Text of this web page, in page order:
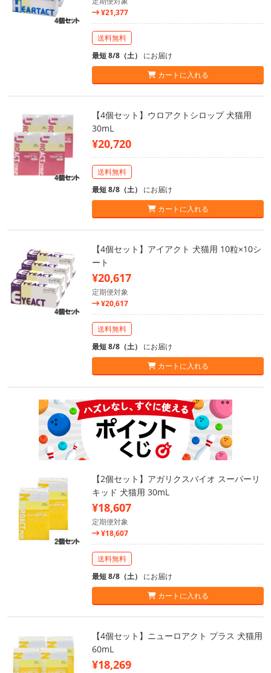
¥21,377
送料無料
最短 8/8（土） にお届け
カートに入れる
【4個セット】ウロアクトシロップ 犬猫用
30mL
¥20,720
送料無料
最短 8/8（土） にお届け
カートに入れる
【4個セット】アイアクト 犬猫用 10粒×10シ
ート
¥20,617
定期便対象
¥20,617
送料無料
最短 8/8（土） にお届け
カートに入れる
【2個セット】アガリクスバイオ スーパーリ
キッド 犬猫用 30mL
¥18,607
定期便対象
¥18,607
送料無料
最短 8/8（土） にお届け
カートに入れる
【4個セット】ニューロアクト プラス 犬猫用
60mL
¥18,269